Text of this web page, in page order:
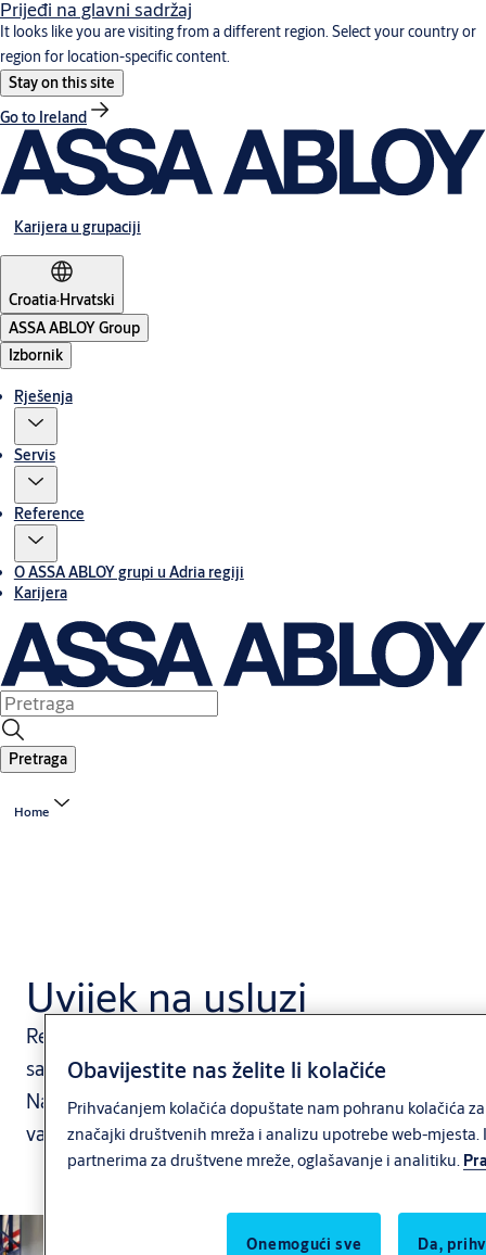
Prijeđi na glavni sadržaj
It looks like you are visiting from a different region. Select your country or
region for location-specific content.
Stay on this site
Go to Ireland
Karijera u grupaciji
Croatia·Hrvatski
ASSA ABLOY Group
Izbornik
Rješenja
Servis
Reference
O ASSA ABLOY grupi u Adria regiji
Karijera
Pretraga
Home
Uvijek na usluzi
Redovito održavanje, popravci, educiranje timova i
savjetovanje s našim stručnjacima.
Naši ugovori o planiranom održavanju i servisu čine
vaša rješenja aktualnima i sprječavaju zastoje.
Obavijestite nas želite li kolačiće
Prihvaćanjem kolačića dopuštate nam pohranu kolačića
značajki društvenih mreža i analizu upotrebe web-
partnerima za društvene mreže, oglašavanje i analitiku.
Onemogući sve Da,